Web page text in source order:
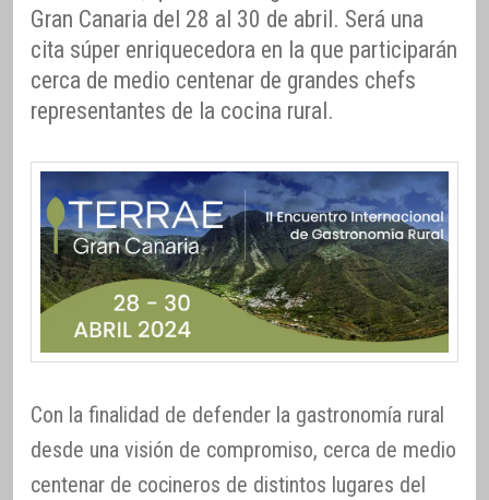
Gran Canaria del 28 al 30 de abril. Será una
cita súper enriquecedora en la que participarán
cerca de medio centenar de grandes chefs
representantes de la cocina rural.
Con la finalidad de defender la gastronomía rural
desde una visión de compromiso, cerca de medio
centenar de cocineros de distintos lugares del